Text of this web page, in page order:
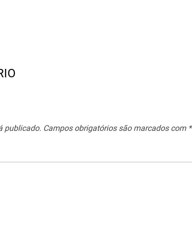
publicado. Campos obrigatórios são marcados com *